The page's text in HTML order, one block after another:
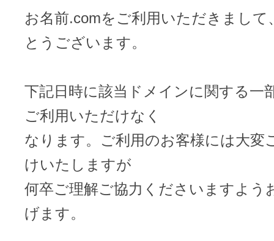
料金一覧
ドメイン永久無料 （ドメイン
こちら！）
ドメイン × サーバー同時登録
WordPressテーマShop
お名前.comなら良質な有料
販価格より安くご購入いただけます
WordPressテーマShop
メール配信システム
不要になったドメインを安全・簡単
管理画面内での操作制限を可能に
ドメインプロテクション
設定ガイド一覧
不正利用の報告
SPAMや違法サイトの報告は
メンテナンスと障害情報のお知らせ
お名前.comをご利用いただきまして
とうございます。
下記日時に該当ドメインに関する一
ご利用いただけなく
なります。ご利用のお客様には大変
けいたしますが
何卒ご理解ご協力くださいますよう
げます。